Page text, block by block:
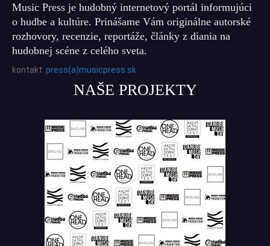
Music Press je hudobný internetový portál informujúci
o hudbe a kultúre. Prinášame Vám originálne autorské
rozhovory, recenzie, reportáže, články z diania na
hudobnej scéne z celého sveta.
kontakt: press(a)musicpress.sk
NAŠE PROJEKTY